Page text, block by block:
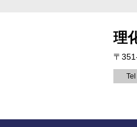
理
〒
Tel